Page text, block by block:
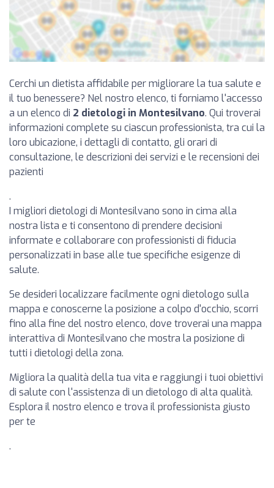
Cerchi un dietista affidabile per migliorare la tua salute e
il tuo benessere? Nel nostro elenco, ti forniamo l'accesso
a un elenco di 2 dietologi in Montesilvano. Qui troverai
informazioni complete su ciascun professionista, tra cui la
loro ubicazione, i dettagli di contatto, gli orari di
consultazione, le descrizioni dei servizi e le recensioni dei
pazienti
.
I migliori dietologi di Montesilvano sono in cima alla
nostra lista e ti consentono di prendere decisioni
informate e collaborare con professionisti di fiducia
personalizzati in base alle tue specifiche esigenze di
salute.
Se desideri localizzare facilmente ogni dietologo sulla
mappa e conoscerne la posizione a colpo d'occhio, scorri
fino alla fine del nostro elenco, dove troverai una mappa
interattiva di Montesilvano che mostra la posizione di
tutti i dietologi della zona.
Migliora la qualità della tua vita e raggiungi i tuoi obiettivi
di salute con l'assistenza di un dietologo di alta qualità.
Esplora il nostro elenco e trova il professionista giusto
per te
.